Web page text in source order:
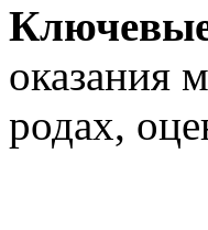
оказания
родах,